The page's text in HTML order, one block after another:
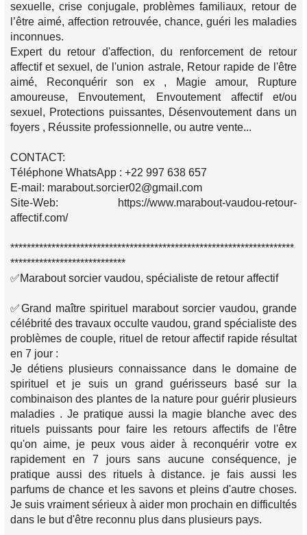
sexuelle, crise conjugale, problèmes familiaux, retour de
l’être aimé, affection retrouvée, chance, guéri les maladies
inconnues.
Expert du retour d'affection, du renforcement de retour
affectif et sexuel, de l'union astrale, Retour rapide de l'être
aimé, Reconquérir son ex , Magie amour, Rupture
amoureuse, Envoutement, Envoutement affectif et/ou
sexuel, Protections puissantes, Désenvoutement dans un
foyers , Réussite professionnelle, ou autre vente...
CONTACT:
Téléphone WhatsApp : +22 997 638 657
E-mail: marabout.sorcier02@gmail.com
Site-Web: https://www.marabout-vaudou-retour-
affectif.com/
*********************************************************************
****************************
✅Marabout sorcier vaudou, spécialiste de retour affectif
✅Grand maître spirituel marabout sorcier vaudou, grande
célébrité des travaux occulte vaudou, grand spécialiste des
problèmes de couple, rituel de retour affectif rapide résultat
en 7 jour :
Je détiens plusieurs connaissance dans le domaine de
spirituel et je suis un grand guérisseurs basé sur la
combinaison des plantes de la nature pour guérir plusieurs
maladies . Je pratique aussi la magie blanche avec des
rituels puissants pour faire les retours affectifs de l'être
qu'on aime, je peux vous aider à reconquérir votre ex
rapidement en 7 jours sans aucune conséquence, je
pratique aussi des rituels à distance. je fais aussi les
parfums de chance et les savons et pleins d'autre choses.
Je suis vraiment sérieux à aider mon prochain en difficultés
dans le but d'être reconnu plus dans plusieurs pays.